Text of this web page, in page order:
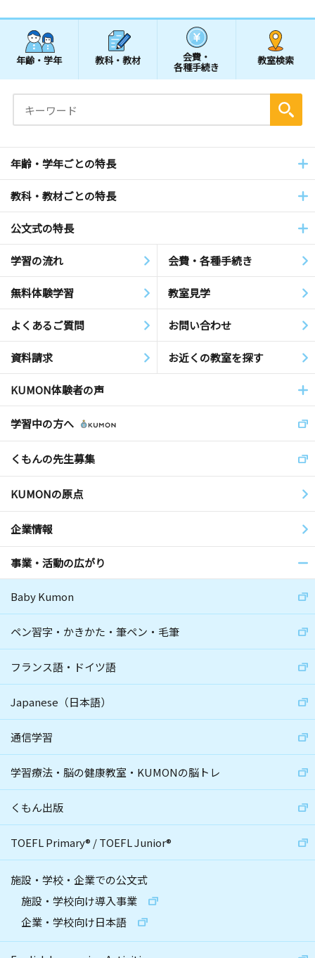
年齢・学年 教科・教材 会費・
各種手続き
教室検索
年齢・学年ごとの特長
教科・教材ごとの特長
公文式の特長
学習の流れ 会費・各種手続き
無料体験学習 教室見学
よくあるご質問 お問い合わせ
資料請求 お近くの教室を探す
KUMON体験者の声
学習中の方へ
くもんの先生募集
KUMONの原点
企業情報
事業・活動の広がり
Baby Kumon
ペン習字・かきかた・筆ペン・毛筆
フランス語・ドイツ語
Japanese（日本語）
通信学習
学習療法・脳の健康教室・KUMONの脳トレ
くもん出版
TOEFL Primary® /TOEFL Junior®
施設・学校・企業での公文式
施設・学校向け導入事業
企業・学校向け日本語